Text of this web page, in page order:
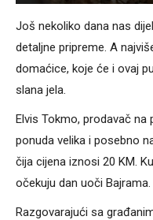
Još nekoliko dana nas
detaljne pripreme. A
domaćice, koje će i ovaj
slana jela.
Elvis Tokmo, prodavač na
ponuda velika i posebno
čija cijena iznosi 20 KM.
očekuju dan uoči Bajrama.
Razgovarajući sa